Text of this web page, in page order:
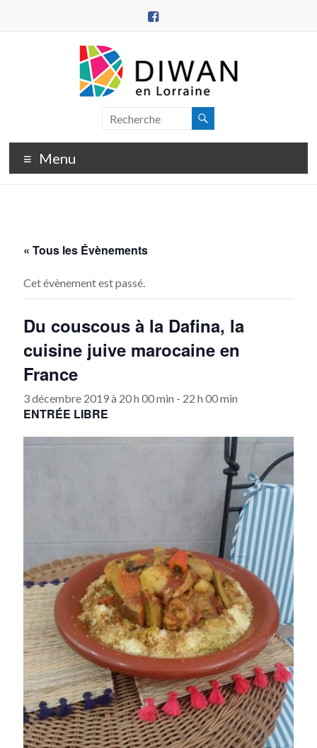
en
LorraineMenu
« Tous les Évènements
Cet évènement est passé.
Du couscous à la Dafina, la
cuisine juive marocaine en
France
3 décembre 2019 à 20 h 00 min - 22 h 00 min
ENTRÉE LIBRE